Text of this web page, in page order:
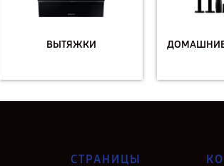
ВЫТЯЖКИ ДОМАШНИЕ
СТРАНИЦЫ